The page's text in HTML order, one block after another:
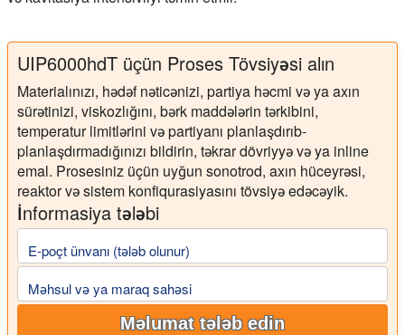
UIP6000hdT üçün Proses Tövsiyəsi alın
Materialınızı, hədəf nəticənizi, partiya həcmi və ya axın
sürətinizi, viskozlığını, bərk maddələrin tərkibini,
temperatur limitlərini və partiyanı planlaşdırıb-
planlaşdırmadığınızı bildirin, təkrar dövriyyə və ya inline
emal. Prosesiniz üçün uyğun sonotrod, axın hüceyrəsi,
reaktor və sistem konfiqurasiyasını tövsiyə edəcəyik.
İnformasiya tələbi
E-poçt ünvanı (tələb olunur)
Məhsul və ya maraq sahəsi
Məlumat tələb edin